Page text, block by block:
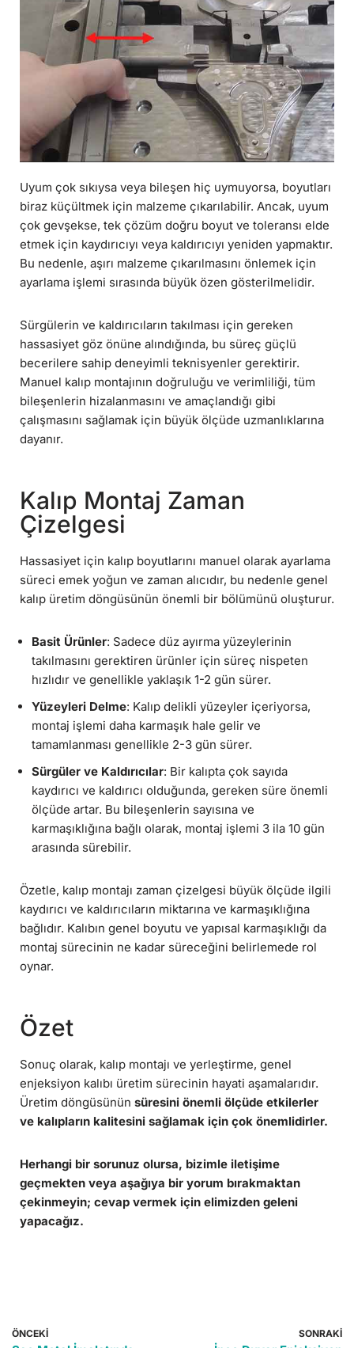
Uyum çok sıkıysa veya bileşen hiç uymuyorsa, boyutları
biraz küçültmek için malzeme çıkarılabilir. Ancak, uyum
çok gevşekse, tek çözüm doğru boyut ve toleransı elde
etmek için kaydırıcıyı veya kaldırıcıyı yeniden yapmaktır.
Bu nedenle, aşırı malzeme çıkarılmasını önlemek için
ayarlama işlemi sırasında büyük özen gösterilmelidir.
Sürgülerin ve kaldırıcıların takılması için gereken
hassasiyet göz önüne alındığında, bu süreç güçlü
becerilere sahip deneyimli teknisyenler gerektirir.
Manuel kalıp montajının doğruluğu ve verimliliği, tüm
bileşenlerin hizalanmasını ve amaçlandığı gibi
çalışmasını sağlamak için büyük ölçüde uzmanlıklarına
dayanır.
Kalıp Montaj Zaman
Çizelgesi
Hassasiyet için kalıp boyutlarını manuel olarak ayarlama
süreci emek yoğun ve zaman alıcıdır, bu nedenle genel
kalıp üretim döngüsünün önemli bir bölümünü oluşturur.
Basit Ürünler: Sadece düz ayırma yüzeylerinin
takılmasını gerektiren ürünler için süreç nispeten
hızlıdır ve genellikle yaklaşık 1-2 gün sürer.
Yüzeyleri Delme: Kalıp delikli yüzeyler içeriyorsa,
montaj işlemi daha karmaşık hale gelir ve
tamamlanması genellikle 2-3 gün sürer.
Sürgüler ve Kaldırıcılar: Bir kalıpta çok sayıda
kaydırıcı ve kaldırıcı olduğunda, gereken süre önemli
ölçüde artar. Bu bileşenlerin sayısına ve
karmaşıklığına bağlı olarak, montaj işlemi 3 ila 10 gün
arasında sürebilir.
Özetle, kalıp montajı zaman çizelgesi büyük ölçüde ilgili
kaydırıcı ve kaldırıcıların miktarına ve karmaşıklığına
bağlıdır. Kalıbın genel boyutu ve yapısal karmaşıklığı da
montaj sürecinin ne kadar süreceğini belirlemede rol
oynar.
Özet
Sonuç olarak, kalıp montajı ve yerleştirme, genel
enjeksiyon kalıbı üretim sürecinin hayati aşamalarıdır.
Üretim döngüsünün süresini önemli ölçüde etkilerler
ve kalıpların kalitesini sağlamak için çok önemlidirler.
Herhangi bir sorunuz olursa, bizimle iletişime
geçmekten veya aşağıya bir yorum bırakmaktan
çekinmeyin; cevap vermek için elimizden geleni
yapacağız.
ÖNCEKI SONRAKI